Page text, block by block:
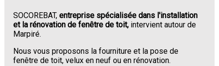
SOCOREBAT,entreprise spécialisée dans l'installation
et la rénovation de fenêtre de toit, intervient autour de
Marpiré.
Nous vous proposons la fourniture et la pose de
fenêtre de toit, velux en neuf ou en rénovation.